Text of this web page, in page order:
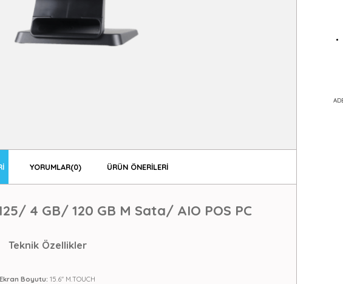
YORUMLAR(0) ÜRÜN ÖNERILERI
4 GB/ 120 GB M Sata/ AIO POS PC
Teknik Özellikler
Ekran Boyutu:15.6'' M.TOUCH